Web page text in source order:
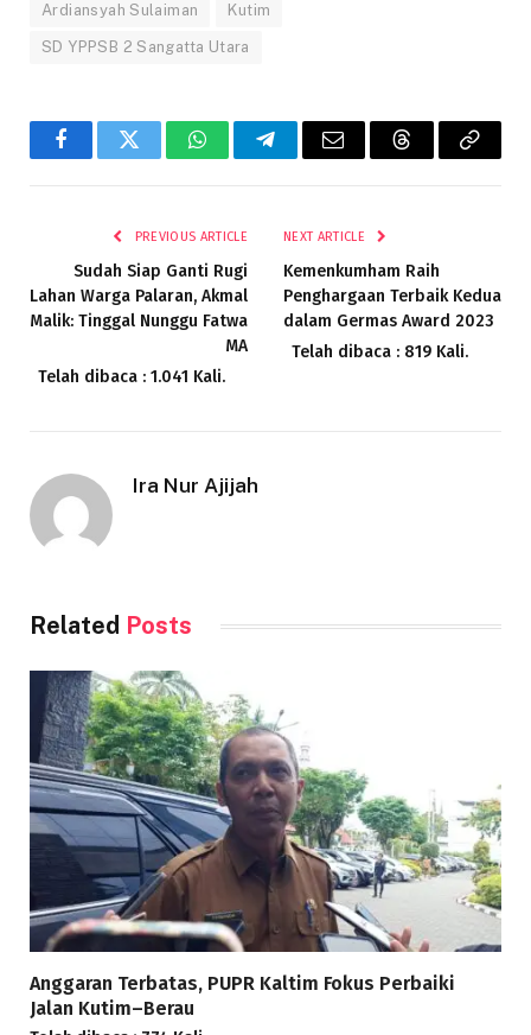
Ardiansyah Sulaiman Kutim
SD YPPSB 2 Sangatta Utara
FacebookTwitter WhatsAppTelegramEmail ThreadsCopy
PREVIOUS ARTICLE
Sudah Siap Ganti Rugi
Lahan Warga Palaran, Akmal
Malik: Tinggal Nunggu Fatwa
MA
Telah dibaca : 1.041 Kali.
NEXT ARTICLE
Kemenkumham Raih
Penghargaan Terbaik Kedua
dalam Germas Award 2023
Telah dibaca : 819 Kali.
Ira Nur Ajijah
Related Posts
Anggaran Terbatas, PUPR Kaltim Fokus Perbaiki
Jalan Kutim–Berau